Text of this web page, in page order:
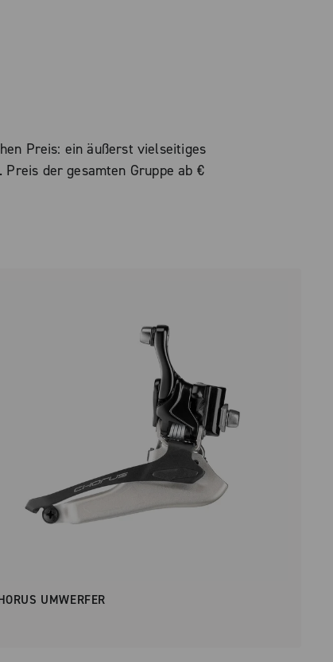
Preis: ein äußerst vielseitiges
der gesamten Gruppe ab €
UMWERFER